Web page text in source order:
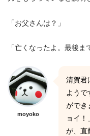
「お父さんは？」
「亡くなったよ。最後ま
moyoko
清賀君
ようで
ができ
ョイ
が、直